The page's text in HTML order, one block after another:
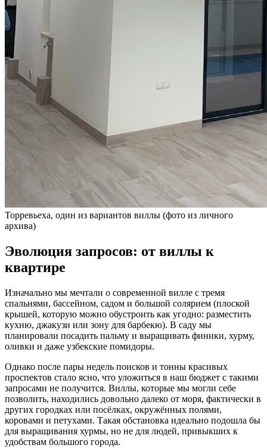
Торревьеха, один из вариантов виллы (фото из личного
архива)
Эволюция запросов: от виллы к
квартире
Изначально мы мечтали о современной вилле с тремя
спальнями, бассейном, садом и большой солярием (плоской
крышей, которую можно обустроить как угодно: разместить
кухню, джакузи или зону для барбекю). В саду мы
планировали посадить пальму и выращивать финики, хурму,
оливки и даже узбекские помидоры.
Однако после пары недель поисков и тонны красивых
проспектов стало ясно, что уложиться в наш бюджет с такими
запросами не получится. Виллы, которые мы могли себе
позволить, находились довольно далеко от моря, фактически в
других городках или посёлках, окружённых полями,
коровами и петухами. Такая обстановка идеально подошла бы
для выращивания хурмы, но не для людей, привыкших к
удобствам большого города.